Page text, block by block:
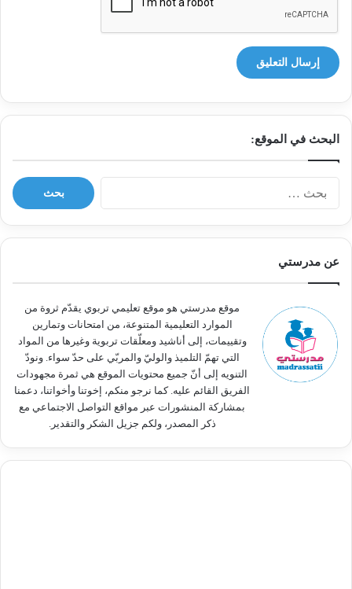
البحث في الموقع:
ن
عن مدرستي
موقع مدرستي هو موقع تعليمي تربوي يقدّم ثروة من
الموارد التعليمية المتنوعة، من امتحانات وتمارين
وتقييمات، إلى أناشيد ومعلّقات تربوية وغيرها من المواد
التي تهمّ التلميذ والوليّ والمربّي على حدّ سواء. ونودّ
التنويه إلى أنّ جميع محتويات الموقع هي ثمرة مجهودات
الفريق القائم عليه. كما نرجو منكم، إخوتنا وأخواتنا، دعمنا
بمشاركة المنشورات عبر مواقع التواصل الاجتماعي مع
ذكر المصدر، ولكم جزيل الشكر والتقدير.